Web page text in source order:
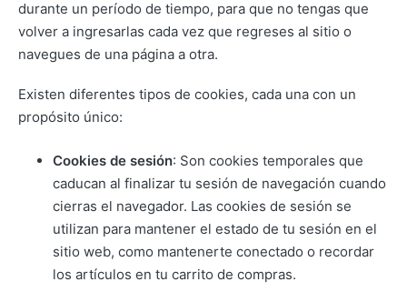
durante un período de tiempo, para que no tengas que
volver a ingresarlas cada vez que regreses al sitio o
navegues de una página a otra.
Existen diferentes tipos de cookies, cada una con un
propósito único:
Cookies de sesión: Son cookies temporales que
caducan al finalizar tu sesión de navegación cuando
cierras el navegador. Las cookies de sesión se
utilizan para mantener el estado de tu sesión en el
sitio web, como mantenerte conectado o recordar
los artículos en tu carrito de compras.